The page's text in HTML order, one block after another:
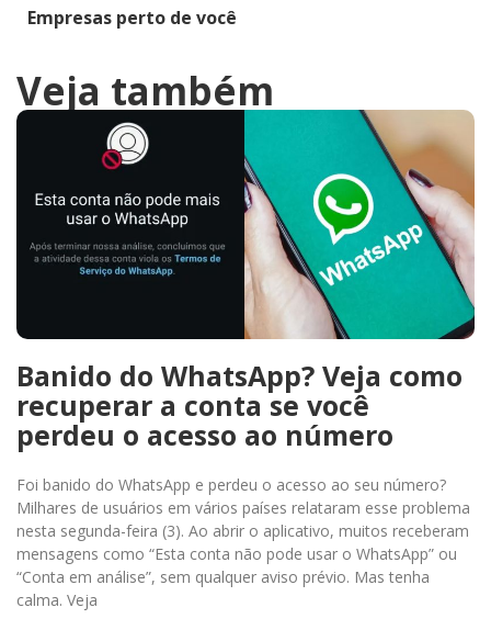
Empresas perto de você
Veja também
Banido do WhatsApp? Veja como
recuperar a conta se você
perdeu o acesso ao número
Foi banido do WhatsApp e perdeu o acesso ao seu número?
Milhares de usuários em vários países relataram esse problema
nesta segunda-feira (3). Ao abrir o aplicativo, muitos receberam
mensagens como “Esta conta não pode usar o WhatsApp” ou
“Conta em análise”, sem qualquer aviso prévio. Mas tenha
calma. Veja